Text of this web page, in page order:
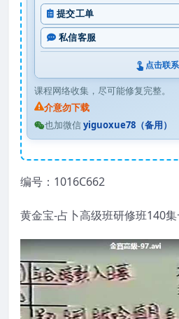
提交工单
私信客服
点击联系
课程网络收集，尽可能修复完整。
介意勿下载
也加微信yiguoxue78（备用）
编号：1016C662
黄金宝-占卜高级班研修班140集